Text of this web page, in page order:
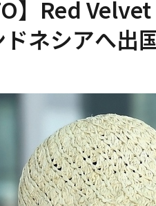
】Red
ネシアへ出